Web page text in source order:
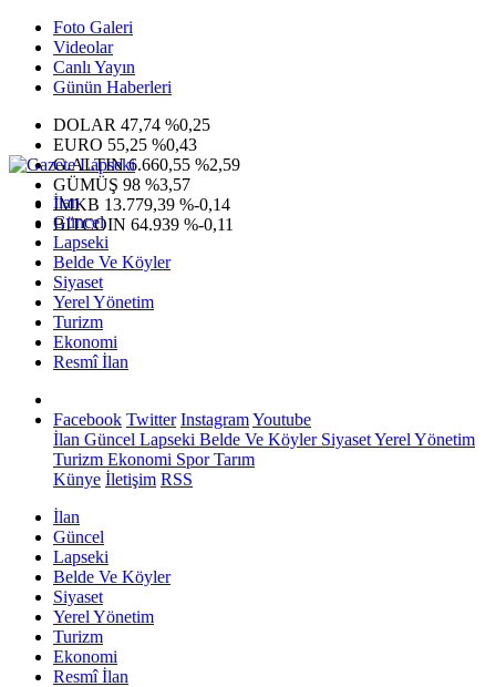
Foto Galeri
Videolar
Canlı Yayın
Günün Haberleri
DOLAR 47,74 %0,25
EURO 55,25 %0,43
G.ALTIN6.660,55 %2,59
GÜMÜŞ 98 %3,57
IMKB 13.779,39 %-0,14
BITCOIN 64.939 %-0,11
İlan
Güncel
Lapseki
Belde Ve Köyler
Siyaset
Yerel Yönetim
Turizm
Ekonomi
Resmî İlan
Facebook Twitter InstagramYoutube
İlan Güncel Lapseki Belde Ve KöylerSiyasetYerel Yönetim
Turizm Ekonomi SporTarım
Künye İletişim RSS
İlan
Güncel
Lapseki
Belde Ve Köyler
Siyaset
Yerel Yönetim
Turizm
Ekonomi
Resmî İlan